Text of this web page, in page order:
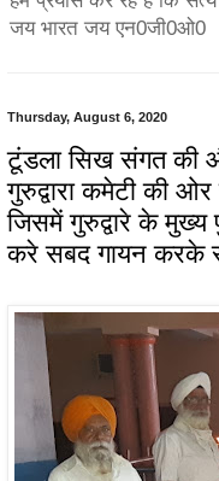
जय भारत जय एन0जी0ओ0
Thursday, August 6, 2020
टूंडला सिख संगत की
गुरुद्वारा कमेटी की
जिसमें गुरुद्वारे के
करे सबद गायन करके